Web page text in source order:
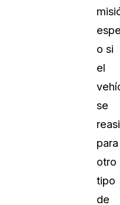
o si
el
se
para
otro
tipo
de